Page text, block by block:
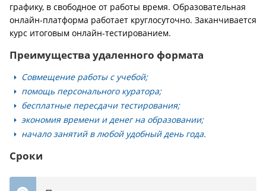
графику, в свободное от работы время. Образовательная
онлайн-платформа работает круглосуточно. Заканчивается
курс итоговым онлайн-тестированием.
Преимущества удаленного формата
Совмещение работы с учебой;
помощь персонального куратора;
бесплатные пересдачи тестирования;
экономия времени и денег на образовании;
начало занятий в любой удобный день года.
Сроки